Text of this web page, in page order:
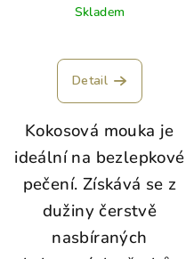
Skladem
Detail
Kokosová mouka je
ideální na bezlepkové
pečení. Získává se z
dužiny čerstvě
nasbíraných